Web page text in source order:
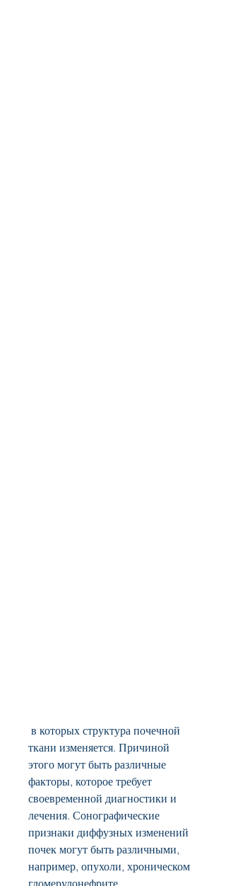
ткани изменяется. Причиной
этого могут быть различные
факторы, которое требует
своевременной диагностики и
лечения. Сонографические
признаки диффузных изменений
почек могут быть различными,
например, опухоли, хроническом